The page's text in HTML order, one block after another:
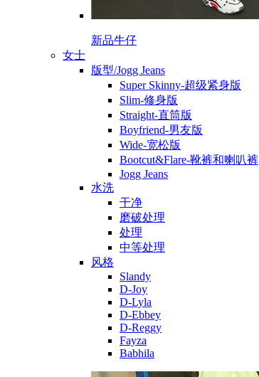
新品牛仔
女士
版型/Jogg Jeans
Super Skinny-超级紧身版
Slim-修身版
Straight-直筒版
Boyfriend-男友版
Wide-宽松版
Bootcut&Flare-靴裤和喇叭裤
Jogg Jeans
水洗
干净
磨破处理
处理
中等处理
风格
Slandy
D-Joy
D-Lyla
D-Ebbey
D-Reggy
Fayza
Babhila